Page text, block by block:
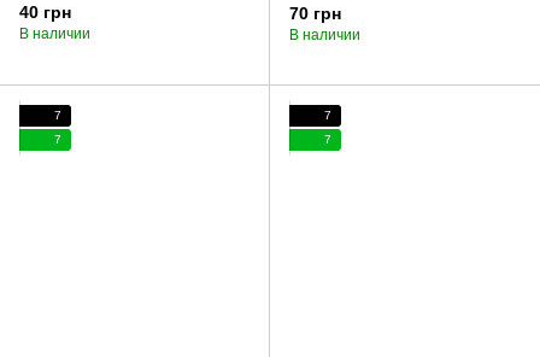
40 грн
В наличии
70 грн
В наличии
7
7
7
7